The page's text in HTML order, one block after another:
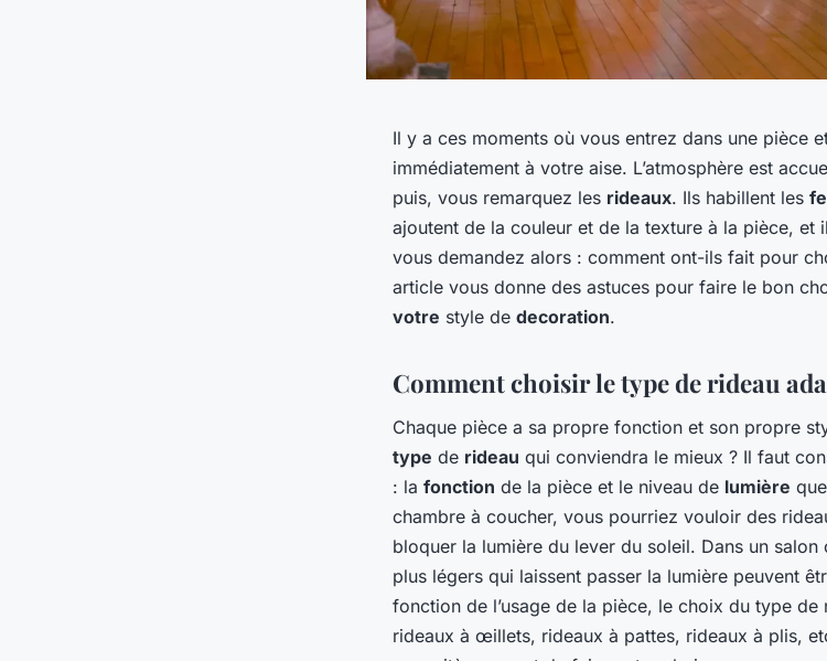
Il y a ces moments où vous entrez dans une pièce
immédiatement à votre aise. L’atmosphère est
puis, vous remarquez les rideaux. Ils habillent les
ajoutent de la couleur et de la texture à la pièce, et
vous demandez alors : comment ont-ils fait pour
article vous donne des astuces pour faire le bon
votre style de decoration.
Comment choisir le type de rideau
Chaque pièce a sa propre fonction et son propre
type de rideau qui conviendra le mieux ? Il faut
: la fonction de la pièce et le niveau de lumière
chambre à coucher, vous pourriez vouloir des
bloquer la lumière du lever du soleil. Dans un salon
plus légers qui laissent passer la lumière peuvent
fonction de l’usage de la pièce, le choix du type
rideaux à œillets, rideaux à pattes, rideaux à plis,